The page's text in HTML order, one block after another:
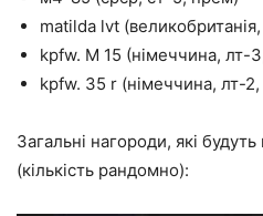
matilda lvt
kpfw. M 15 (німеччина, лт-
kpfw. 35 r (німеччина, лт-
Загальні нагороди, які
(кількість рандомно):